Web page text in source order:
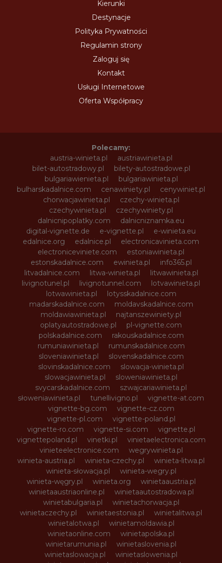
Kierunki
Destynacje
Polityka Prywatności
Regulamin strony
Zaloguj się
Kontakt
Usługi Internetowe
Oferta Współpracy
Polecamy:
austria-winieta.pl
austriawinieta.pl
bilet-autostradowy.pl
bilety-autostradowe.pl
bulgariawienieta.pl
bulgariawinieta.pl
bulharskadalnice.com
cenawiniety.pl
cenywiniet.pl
chorwacjawinieta.pl
czechy-winieta.pl
czechywinieta.pl
czechywiniety.pl
dalnicnipoplatky.com
dalnicniznamka.eu
digital-vignette.de
e-vignette.pl
e-winieta.eu
edalnice.org
edalnice.pl
electronicavinieta.com
electroniceviniete.com
estoniawinieta.pl
estonskadalnice.com
ewinieta.pl
info365.pl
litvadalnice.com
litwa-winieta.pl
litwawinieta.pl
livignotunel.pl
livignotunnel.com
lotvawinieta.pl
lotwawinieta.pl
lotysskadalnice.com
madarskadalnice.com
moldavskadalnice.com
moldawiawinieta.pl
najtanszewiniety.pl
oplatyautostradowe.pl
pl-vignette.com
polskadalnice.com
rakouskadalnice.com
rumuniawinieta.pl
rumunskadalnice.com
sloveniawinieta.pl
slovenskadalnice.com
slovinskadalnice.com
slowacja-winieta.pl
slowacjawinieta.pl
sloweniawinieta.pl
svycarskadalnice.com
szwajcariawinieta.pl
słoweniawinieta.pl
tunellivigno.pl
vignette-at.com
vignette-bg.com
vignette-cz.com
vignette-pl.com
vignette-poland.pl
vignette-ro.com
vignette-si.com
vignette.pl
vignettepoland.pl
vinetki.pl
vinietaelectronica.com
vinieteelectronice.com
wegrywinieta.pl
winieta-austria.pl
winieta-czechy.pl
winieta-litwa.pl
winieta-słowacja.pl
winieta-wegry.pl
winieta-węgry.pl
winieta.org
winietaaustria.pl
winietaaustriaonline.pl
winietaautostradowa.pl
winietabulgaria.pl
winietachorwacja.pl
winietaczechy.pl
winietaestonia.pl
winietalitwa.pl
winietalotwa.pl
winietamoldawia.pl
winietaonline.com
winietapolska.pl
winietarumunia.pl
winietaslovenia.pl
winietaslowacja.pl
winietaslowenia.pl